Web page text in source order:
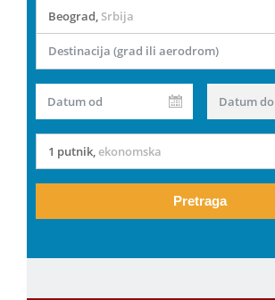
Beograd, Srbija
Destinacija (grad ili aerodrom)
Datum od Datum do
1 putnik,ekonomska
Pretraga